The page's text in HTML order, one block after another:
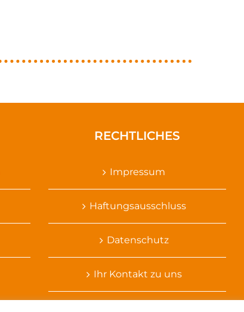
RECHTLICHES
Impressum
Haftungsausschluss
Datenschutz
Ihr Kontakt zu uns